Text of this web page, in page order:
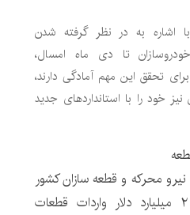
اشاره به در نظر گرفته شدن
تا دی ماه امسال،
تحقق این مهم آمادگی دارند،
خود را با استانداردهای جدید
محرکه و قطعه سازان کشور
گفت: پارسال نزدیک به ۲ میلیارد دلار واردات قطعات